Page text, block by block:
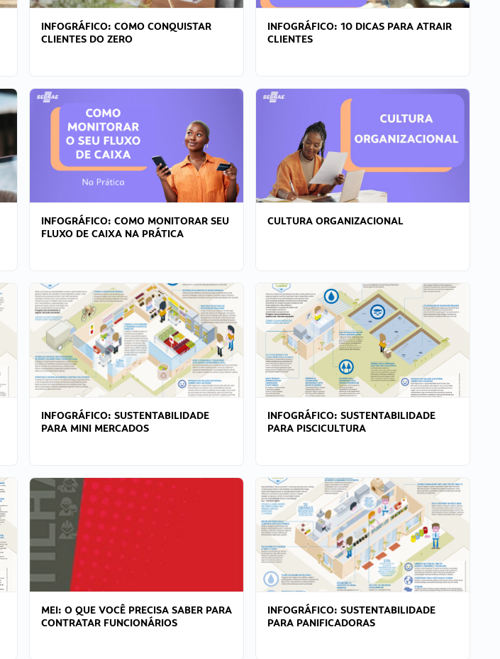
INFOGRÁFICO: COMO CONQUISTAR
CLIENTES DO ZERO
INFOGRÁFICO: 10 DICAS PARA ATRAIR
CLIENTES
INFOGRÁFICO: COMO MONITORAR SEU
FLUXO DE CAIXA NA PRÁTICA
CULTURA ORGANIZACIONAL
INFOGRÁFICO: SUSTENTABILIDADE
PARA MINI MERCADOS
INFOGRÁFICO: SUSTENTABILIDADE
PARA PISCICULTURA
MEI: O QUE VOCÊ PRECISA SABER PARA
CONTRATAR FUNCIONÁRIOS
INFOGRÁFICO: SUSTENTABILIDADE
PARA PANIFICADORAS